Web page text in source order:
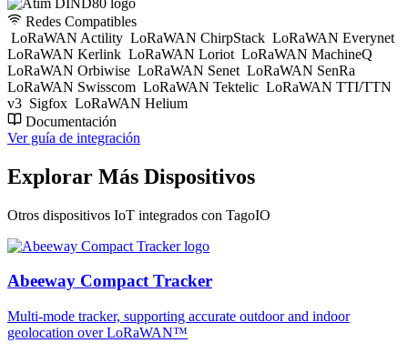
Redes Compatibles
LoRaWAN Actility LoRaWAN ChirpStack LoRaWAN Everynet
LoRaWAN Kerlink LoRaWAN Loriot LoRaWAN MachineQ
LoRaWAN Orbiwise LoRaWAN Senet LoRaWAN SenRa
LoRaWAN Swisscom LoRaWAN Tektelic LoRaWAN TTI/TTN
v3 Sigfox LoRaWAN Helium
Documentación
Ver guía de integración
Explorar Más Dispositivos
Otros dispositivos IoT integrados con TagoIO
Abeeway Compact Tracker
Multi-mode tracker, supporting accurate outdoor and indoor
geolocation over LoRaWAN™